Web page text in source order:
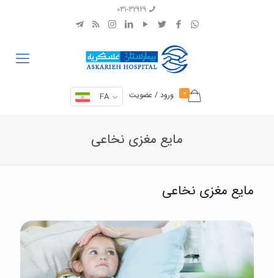
031-32929
0 ورود / عضویت FA
مایع مغزی نخاعی
مایع مغزی نخاعی